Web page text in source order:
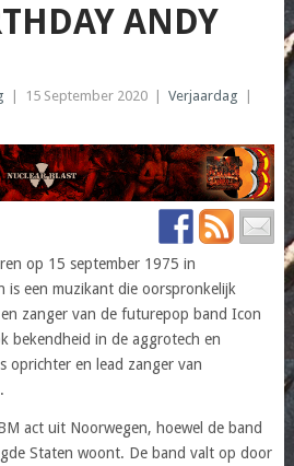
ANDY
15 September 2020 Verjaardag
op 15 september 1975 in
is een muzikant die oorspronkelijk
zanger van de futurepop band Icon
bekendheid in de aggrotech en
oprichter en lead zanger van
act uit Noorwegen, hoewel de band
Staten woont. De band valt op door